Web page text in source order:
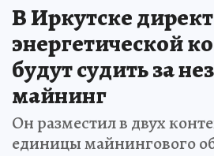
В Иркутске
энергетической
будут судить за
майнинг
Он разместил в двух
единицы майнингового